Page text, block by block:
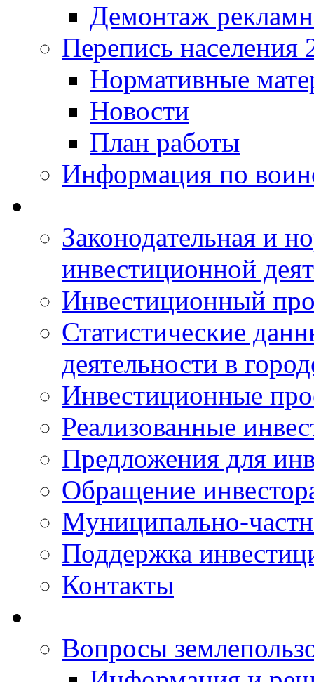
Демонтаж
Перепись населения
Нормативные
Новости
План работы
Информация по
Законодательная и
инвестиционной
Инвестиционный
Статистические
деятельности в
Инвестиционные
Реализованные
Предложения для
Обращение
Муниципально-
Поддержка
Контакты
Вопросы